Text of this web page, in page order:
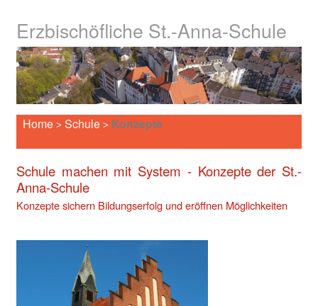
Erzbischöfliche St.-Anna-Schule
Home > Schule > Konzepte
Schule machen mit System - Konzepte der St.-
Anna-Schule
Konzepte sichern Bildungserfolg und eröffnen Möglichkeiten